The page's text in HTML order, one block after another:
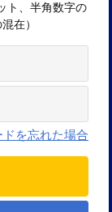
ト、半角数字の
在）
を忘れた場合